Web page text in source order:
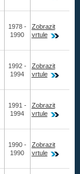
1978 -
1990
Zobrazit
vrtule
1992 -
1994
Zobrazit
vrtule
1991 -
1994
Zobrazit
vrtule
1990 -
1990
Zobrazit
vrtule